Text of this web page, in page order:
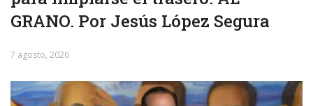
GRANO. Por Jesús López Segura
7 agosto, 2026